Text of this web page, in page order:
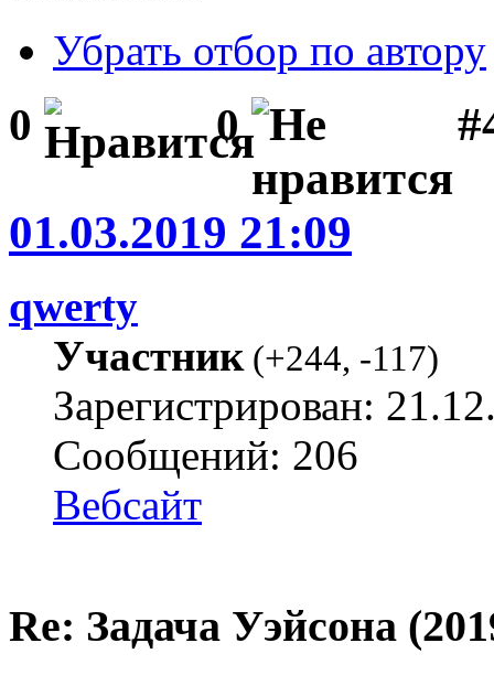
Убрать отбор по автору
0 0
01.03.2019 21:09
qwerty
Участник(+244, -117)
Зарегистрирован:
Сообщений: 206
Вебсайт
Re: Задача Уэйсона